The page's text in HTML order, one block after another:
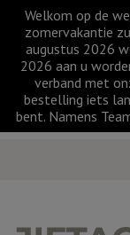
Welkom op de
zomervakantie
augustus 2026
2026 aan u
verband met
bestelling iets
bent. Namens